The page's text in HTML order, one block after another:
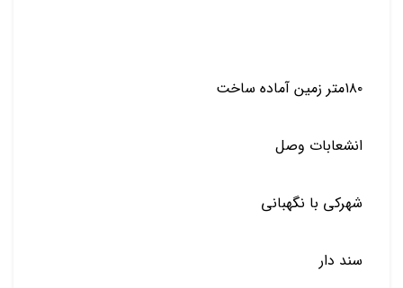
۱۸۰متر زمین آماده ساخت
انشعابات وصل
شهرکی با نگهبانی
سند دار